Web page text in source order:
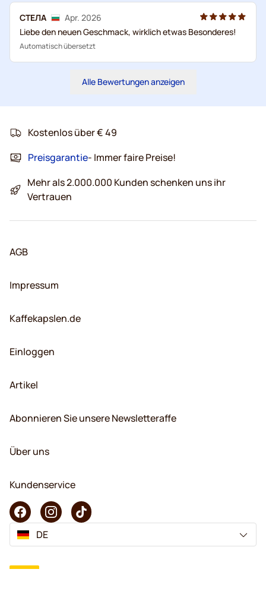
СТЕЛА
Apr. 2026
Liebe den neuen Geschmack, wirklich etwas Besonderes!
Automatisch übersetzt
Alle Bewertungen anzeigen
Kostenlos über € 49
Preisgarantie- Immer faire Preise!
Mehr als 2.000.000 Kunden schenken uns ihr
Vertrauen
AGB
Impressum
Kaffekapslen.de
Einloggen
Artikel
Abonnieren Sie unsere Newsletteraffe
Über uns
Kundenservice
DE